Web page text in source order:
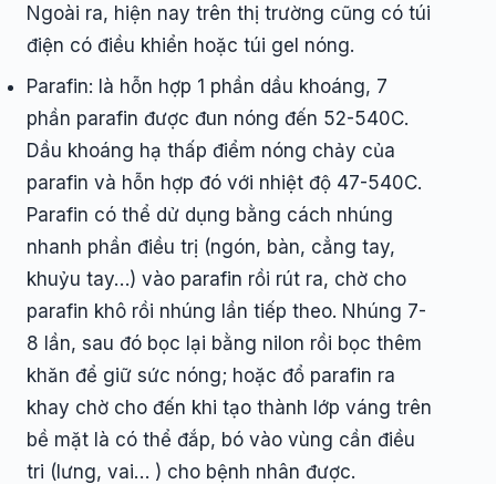
Ngoài ra, hiện nay trên thị trường cũng có túi
điện có điều khiển hoặc túi gel nóng.
Parafin: là hỗn hợp 1 phần dầu khoáng, 7
phần parafin được đun nóng đến 52-540C.
Dầu khoáng hạ thấp điểm nóng chảy của
parafin và hỗn hợp đó với nhiệt độ 47-540C.
Parafin có thể dử dụng bằng cách nhúng
nhanh phần điều trị (ngón, bàn, cẳng tay,
khuỷu tay…) vào parafin rồi rút ra, chờ cho
parafin khô rồi nhúng lần tiếp theo. Nhúng 7-
8 lần, sau đó bọc lại bằng nilon rồi bọc thêm
khăn để giữ sức nóng; hoặc đổ parafin ra
khay chờ cho đến khi tạo thành lớp váng trên
bề mặt là có thể đắp, bó vào vùng cần điều
tri (lưng, vai… ) cho bệnh nhân được.